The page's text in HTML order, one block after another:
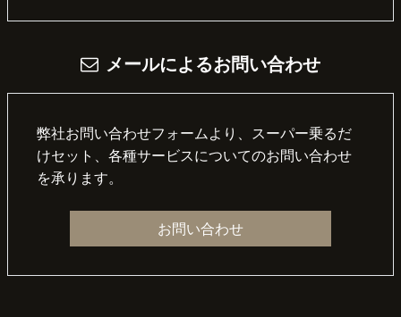
メールによるお問い合わせ
弊社お問い合わせフォームより、スーパー乗るだ
けセット、各種サービスについてのお問い合わせ
を承ります。
お問い合わせ